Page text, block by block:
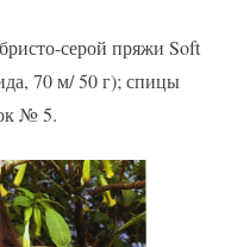
короткими
рукавами
серой пряжи Soft
70 м/ 50 г); спицы
№ 5.